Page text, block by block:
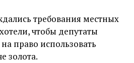
требования местных
чтобы депутаты
право использовать
золота.